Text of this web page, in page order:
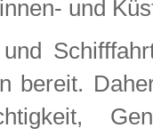
und
bereit.